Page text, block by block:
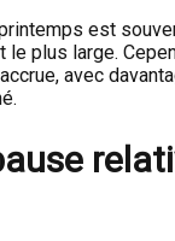
est
plus large.
avec